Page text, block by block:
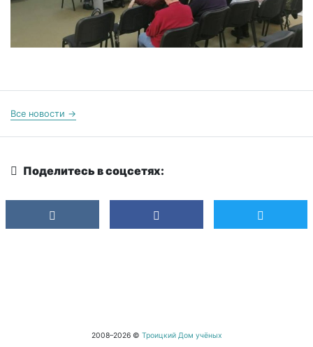
Все новости →
Поделитесь в соцсетях:
2008–2026 © Троицкий Дом учёных